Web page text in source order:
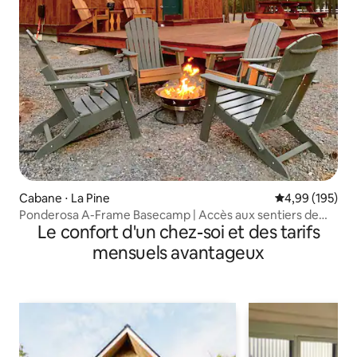
Cabane ⋅ La Pine Évaluation
4,99 (195)
Ponderosa A-Frame Basecamp | Accès aux sentiers de
VTTLe confort d'un chez-soi et des tarifs
mensuels avantageux